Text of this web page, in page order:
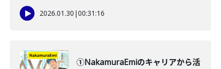
2026.01.30 |00:31:16
①NakamuraEmiのキャリアから活